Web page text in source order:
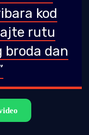
kod
rutu
broda dan